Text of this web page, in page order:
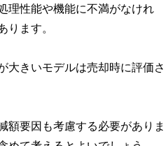
理性能や機能に不満がなけれ
ります。
大きいモデルは売却時に評価さ
額要因も考慮する必要がありま